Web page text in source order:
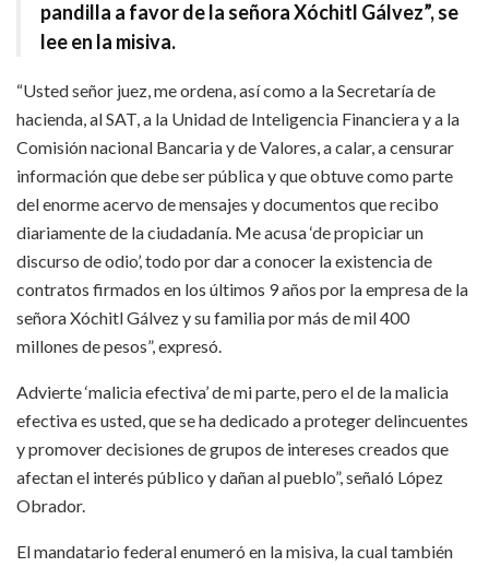
pandilla a favor de la señora Xóchitl Gálvez”, se
lee en la misiva.
“Usted señor juez, me ordena, así como a la Secretaría de
hacienda, al SAT, a la Unidad de Inteligencia Financiera y a la
Comisión nacional Bancaria y de Valores, a calar, a censurar
información que debe ser pública y que obtuve como parte
del enorme acervo de mensajes y documentos que recibo
diariamente de la ciudadanía. Me acusa ‘de propiciar un
discurso de odio’, todo por dar a conocer la existencia de
contratos firmados en los últimos 9 años por la empresa de la
señora Xóchitl Gálvez y su familia por más de mil 400
millones de pesos”, expresó.
Advierte ‘malicia efectiva’ de mi parte, pero el de la malicia
efectiva es usted, que se ha dedicado a proteger delincuentes
y promover decisiones de grupos de intereses creados que
afectan el interés público y dañan al pueblo”, señaló López
Obrador.
El mandatario federal enumeró en la misiva, la cual también